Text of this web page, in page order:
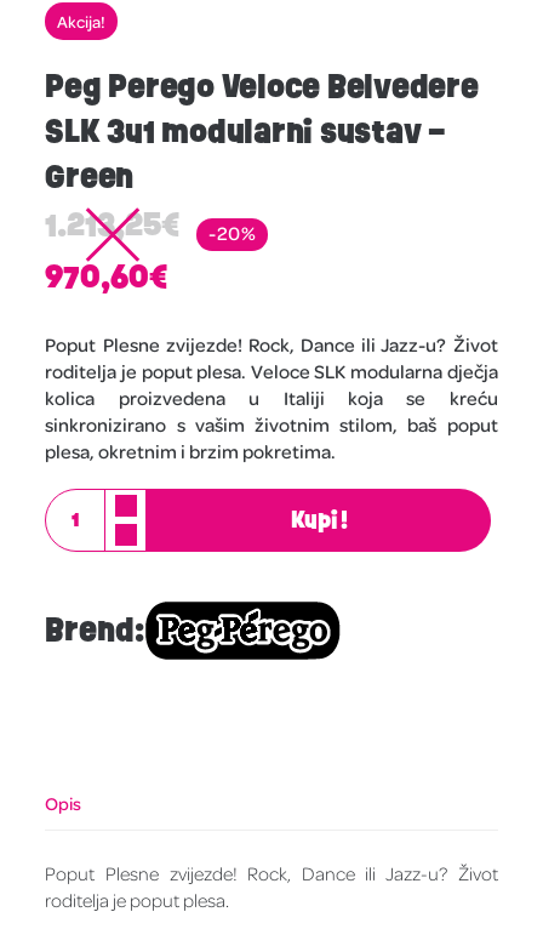
Akcija!
Peg Perego Veloce Belvedere
SLK 3u1 modularni sustav –
Green
1.213,25€
970,60€
-20%
Poput Plesne zvijezde! Rock, Dance ili Jazz-u? Život
roditelja je poput plesa. Veloce SLK modularna dječja
kolica proizvedena u Italiji koja se kreću
sinkronizirano s vašim životnim stilom, baš poput
plesa, okretnim i brzim pokretima.
Kupi!
Brend:
Opis
Poput Plesne zvijezde! Rock, Dance ili Jazz-u? Život
roditelja je poput plesa.